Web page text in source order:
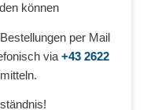
können
per Mail
via +43 2622